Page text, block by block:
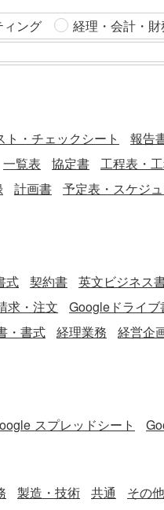
ィング
経理・会計・財
ト・チェックシート 報告
一覧表 協定書 工程表・
計画書 予定表・スケジ
式 契約書
英文ビジネス
求・注文 Googleドライブ
・書式 経理業務 経営企
スプレッドシート
製造・技術 共通 その他